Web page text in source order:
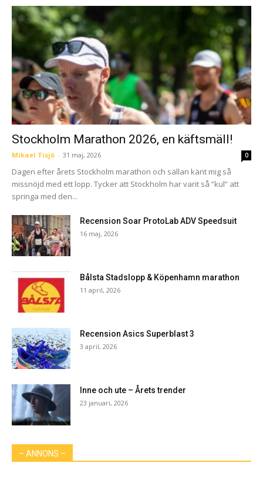
Stockholm Marathon 2026, en käftsmäll!
Mikael Tisjö - 31 maj, 2026 0
Dagen efter årets Stockholm marathon och sällan känt mig så
missnöjd med ett lopp. Tycker att Stockholm har varit så ”kul” att
springa med den...
Recension Soar ProtoLab ADV Speedsuit
16 maj, 2026
Bålsta Stadslopp & Köpenhamn marathon
11 april, 2026
Recension Asics Superblast 3
3 april, 2026
Inne och ute – Årets trender
23 januari, 2026
– ANNONS –